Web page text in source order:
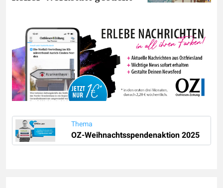
Thema
OZ-Weihnachtsspendenaktion 2025